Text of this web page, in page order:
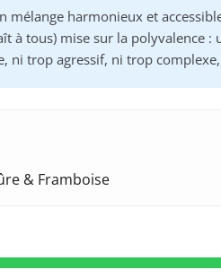
mélange harmonieux et
à tous) mise sur la polyvalence
ni trop agressif, ni trop
& Framboise